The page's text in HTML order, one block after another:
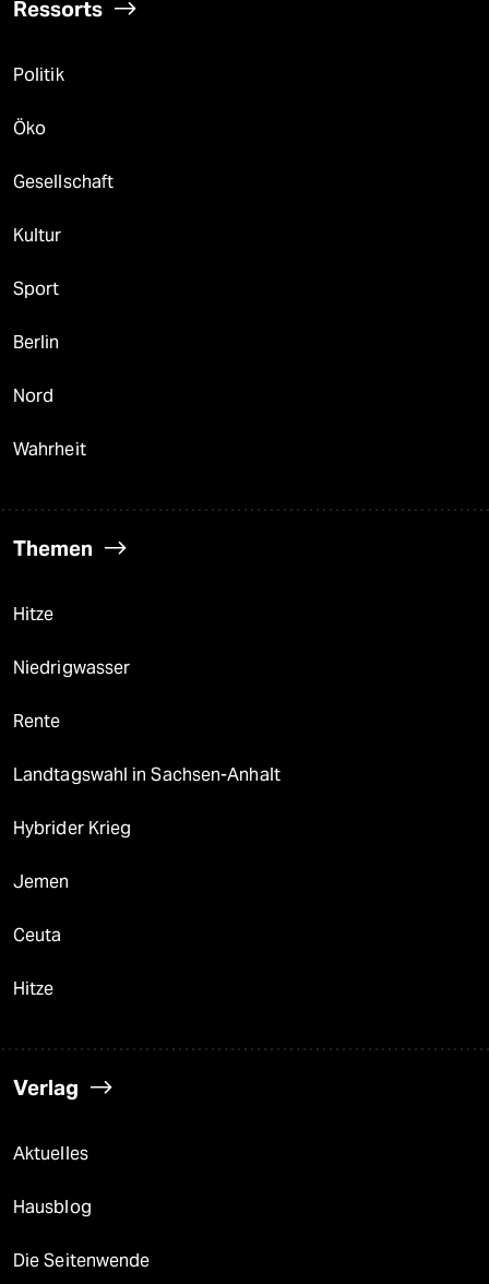
Ressorts
Politik
Öko
Gesellschaft
Kultur
Sport
Berlin
Nord
Wahrheit
Themen
Hitze
Niedrigwasser
Rente
Landtagswahl in Sachsen-Anhalt
Hybrider Krieg
Jemen
Ceuta
Hitze
Verlag
Aktuelles
Hausblog
Die Seitenwende